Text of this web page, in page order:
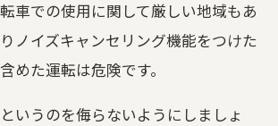
車での使用に関して厳しい地域もあ
ノイズキャンセリング機能をつけた
めた運転は危険です。
いうのを侮らないようにしましょ